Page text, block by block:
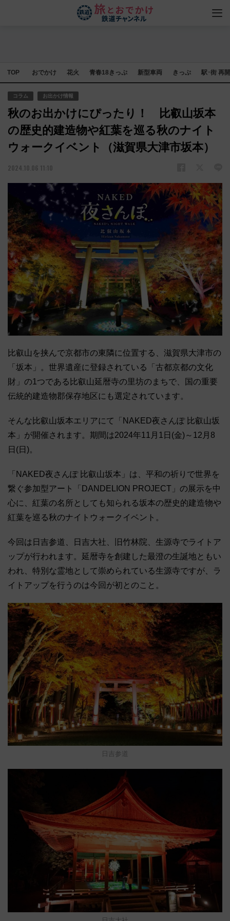
TOP おでかけ 花火 青春18きっぷ 新型車両 きっぷ 駅･街 再
コラム お出かけ情報
秋のお出かけにぴったり！ 比叡山坂本
の歴史的建造物や紅葉を巡る秋のナイト
ウォークイベント（滋賀県大津市坂本）
2024.10.06 11:10
比叡山を挟んで京都市の東隣に位置する、滋賀県大津市の
「坂本」。世界遺産に登録されている「古都京都の文化
財」の1つである比叡山延暦寺の里坊のまちで、国の重要
伝統的建造物郡保存地区にも選定されています。
そんな比叡山坂本エリアにて「NAKED夜さんぽ 比叡山坂
本」が開催されます。期間は2024年11月1日(金)～12月8
日(日)。
「NAKED夜さんぽ 比叡山坂本」は、平和の祈りで世界を
繋ぐ参加型アート「DANDELION PROJECT」の展示を中
心に、紅葉の名所としても知られる坂本の歴史的建造物や
紅葉を巡る秋のナイトウォークイベント。
今回は日吉参道、日吉大社、旧竹林院、生源寺でライトア
ップが行われます。延暦寺を創建した最澄の生誕地ともい
われ、特別な霊地として崇められている生源寺ですが、ラ
イトアップを行うのは今回が初とのこと。
日吉参道